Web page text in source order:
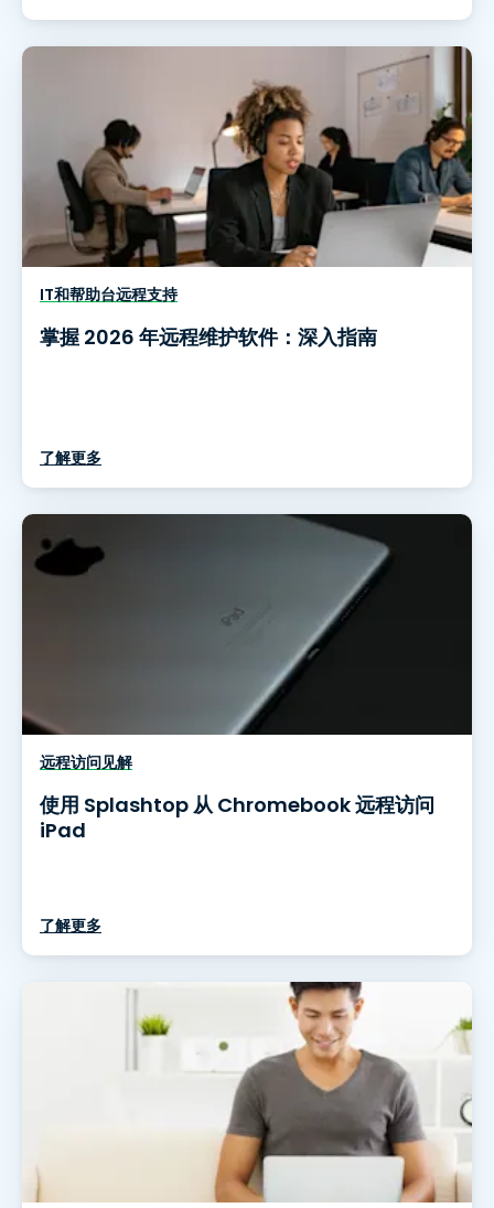
IT和帮助台远程支持
掌握 2026 年远程维护软件：深入指南
了解更多
远程访问见解
使用 Splashtop 从 Chromebook 远程访问
iPad
了解更多